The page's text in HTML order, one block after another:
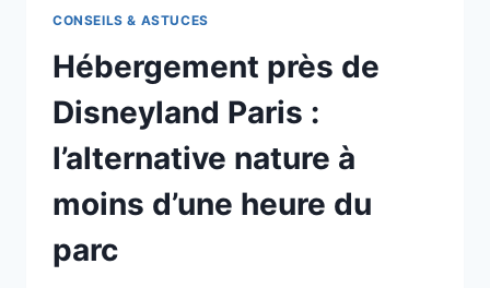
CONSEILS & ASTUCES
Hébergement près de
Disneyland Paris :
l’alternative nature à
moins d’une heure du
parc